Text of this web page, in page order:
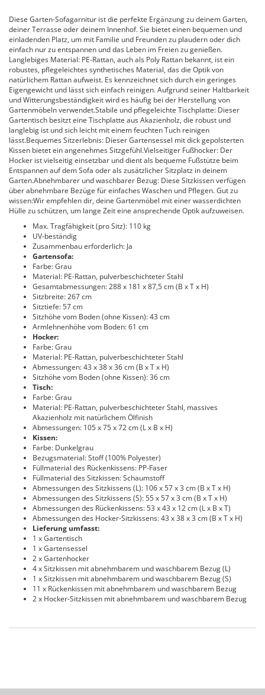
Diese Garten-Sofagarnitur ist die perfekte Ergänzung zu deinem Garten,
deiner Terrasse oder deinem Innenhof. Sie bietet einen bequemen und
einladenden Platz, um mit Familie und Freunden zu plaudern oder dich
einfach nur zu entspannen und das Leben im Freien zu genießen.
Langlebiges Material: PE-Rattan, auch als Poly Rattan bekannt, ist ein
robustes, pflegeleichtes synthetisches Material, das die Optik von
natürlichem Rattan aufweist. Es kennzeichnet sich durch ein geringes
Eigengewicht und lässt sich einfach reinigen. Aufgrund seiner Haltbarkeit
und Witterungsbeständigkeit wird es häufig bei der Herstellung von
Gartenmöbeln verwendet.Stabile und pflegeleichte Tischplatte: Dieser
Gartentisch besitzt eine Tischplatte aus Akazienholz, die robust und
langlebig ist und sich leicht mit einem feuchten Tuch reinigen
lässt.Bequemes Sitzerlebnis: Dieser Gartensessel mit dick gepolsterten
Kissen bietet ein angenehmes Sitzgefühl.Vielseitiger Fußhocker: Der
Hocker ist vielseitig einsetzbar und dient als bequeme Fußstütze beim
Entspannen auf dem Sofa oder als zusätzlicher Sitzplatz in deinem
Garten.Abnehmbarer und waschbarer Bezug: Diese Sitzkissen verfügen
über abnehmbare Bezüge für einfaches Waschen und Pflegen. Gut zu
wissen:Wir empfehlen dir, deine Gartenmöbel mit einer wasserdichten
Hülle zu schützen, um lange Zeit eine ansprechende Optik aufzuweisen.
Max. Tragfähigkeit (pro Sitz): 110 kg
UV-beständig
Zusammenbau erforderlich: Ja
Gartensofa:
Farbe: Grau
Material: PE-Rattan, pulverbeschichteter Stahl
Gesamtabmessungen: 288 x 181 x 87,5 cm (B x T x H)
Sitzbreite: 267 cm
Sitztiefe: 57 cm
Sitzhöhe vom Boden (ohne Kissen): 43 cm
Armlehnenhöhe vom Boden: 61 cm
Hocker:
Farbe: Grau
Material: PE-Rattan, pulverbeschichteter Stahl
Abmessungen: 43 x 38 x 36 cm (B x T x H)
Sitzhöhe vom Boden (ohne Kissen): 36 cm
Tisch:
Farbe: Grau
Material: PE-Rattan, pulverbeschichteter Stahl, massives
Akazienholz mit natürlichem Ölfinish
Abmessungen: 105 x 75 x 72 cm (L x B x H)
Kissen:
Farbe: Dunkelgrau
Bezugsmaterial: Stoff (100% Polyester)
Füllmaterial des Rückenkissens: PP-Faser
Füllmaterial des Sitzkissen: Schaumstoff
Abmessungen des Sitzkissens (L): 106 x 57 x 3 cm (B x T x H)
Abmessungen des Sitzkissens (S): 55 x 57 x 3 cm (B x T x H)
Abmessungen des Rückenkissens: 53 x 43 x 12 cm (L x B x T)
Abmessungen des Hocker-Sitzkissens: 43 x 38 x 3 cm (B x T x H)
Lieferung umfasst:
1 x Gartentisch
1 x Gartensessel
2 x Gartenhocker
4 x Sitzkissen mit abnehmbarem und waschbarem Bezug (L)
1 x Sitzkissen mit abnehmbarem und waschbarem Bezug (S)
11 x Rückenkissen mit abnehmbarem und waschbarem Bezug
2 x Hocker-Sitzkissen mit abnehmbarem und waschbarem Bezug